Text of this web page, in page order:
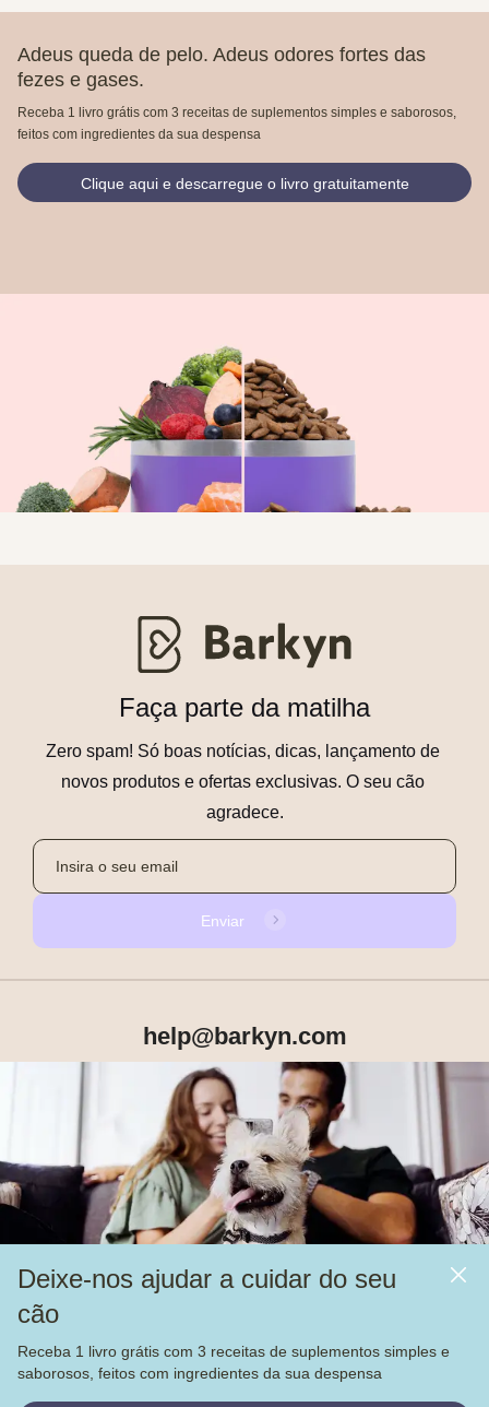
Adeus queda de pelo. Adeus odores fortes das
fezes e gases.
Receba 1 livro grátis com 3 receitas de suplementos simples e saborosos,
feitos com ingredientes da sua despensa
Clique aqui e descarregue o livro gratuitamente
Deixe-nos ajudar a cuidar do seu
cão
Receba 1 livro grátis com 3 receitas de suplementos simples e
saborosos, feitos com ingredientes da sua despensa
Faça parte da matilha
Zero spam! Só boas notícias, dicas, lançamento de
novos produtos e ofertas exclusivas. O seu cão
agradece.
Enviar
help@barkyn.com
Produtos
Mais
Alimentação
Veja nossas4.000 avaliações no